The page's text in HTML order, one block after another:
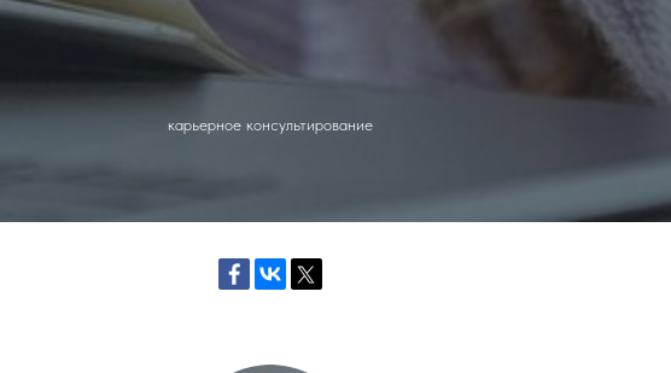
карьерное консультирование